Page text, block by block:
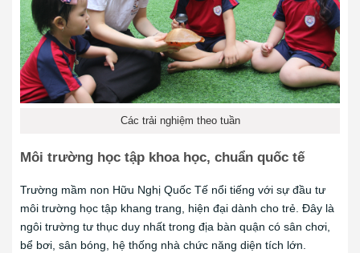
Các trải nghiệm theo tuần
Môi trường học tập khoa học, chuẩn quốc tế
Trường mầm non Hữu Nghị Quốc Tế nổi tiếng với sự đầu tư
môi trường học tập khang trang, hiện đại dành cho trẻ. Đây là
ngôi trường tư thục duy nhất trong địa bàn quận có sân chơi,
bể bơi, sân bóng, hệ thống nhà chức năng diện tích lớn.